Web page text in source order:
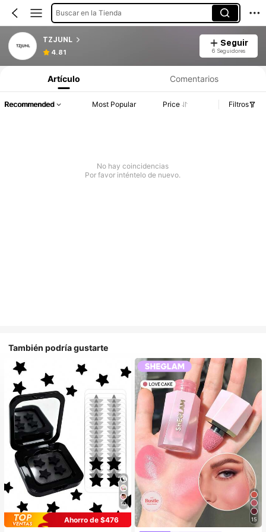
Buscar en la Tienda
TZJUNL
4.81
Seguir
6 Seguidores
Artículo Comentarios
Recommended Most Popular Price Filtros
No hay coincidencias
Por favor inténtelo de nuevo.
También podría gustarte
10
Ahorro de $476
15